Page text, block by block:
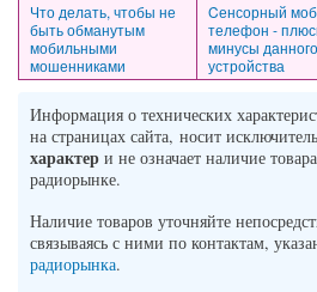
Что делать, чтобы не
быть обманутым
мобильными
мошенниками
Cенсорный
телефон -
минусы данного
устройства
Информация о технических
на страницах сайта, носит
характер и не означает наличие
радиорынке.
Наличие товаров уточняйте
связываясь с ними по контактам,
радиорынка.